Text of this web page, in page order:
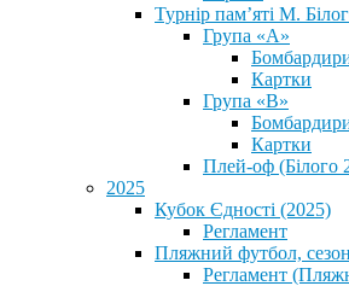
Турнір пам’яті М.
Група «А»
Картки
Група «В»
Картки
Плей-оф (Білого
2025
Кубок Єдності (2025)
Регламент
Пляжний футбол,
Регламент